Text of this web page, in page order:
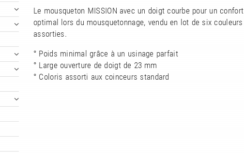
Le mousqueton MISSION avec un doigt courbe pour un confort
optimal lors du mousquetonnage, vendu en lot de six couleurs
assorties.
° Poids minimal grâce à un usinage parfait
° Large ouverture de doigt de 23 mm
° Coloris assorti aux coinceurs standard